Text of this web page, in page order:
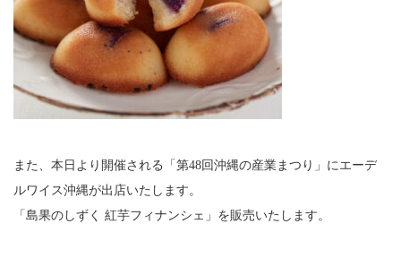
また、本日より開催される「第48回沖縄の産業まつり」にエーデ
ルワイス沖縄が出店いたします。
「島果のしずく 紅芋フィナンシェ」を販売いたします。